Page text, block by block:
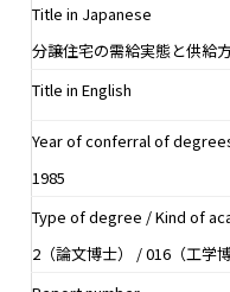
Title in Japanese
分譲住宅の需給実態と供給
Title in English
Year of conferral of
1985
Type of degree / Kind of
2（論文博士） / 016（工学博